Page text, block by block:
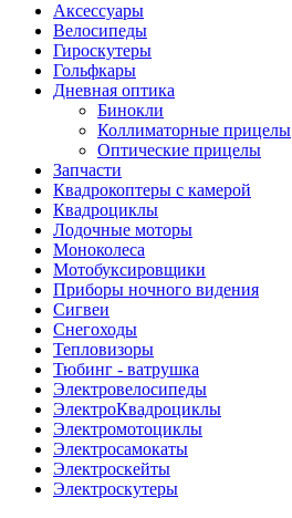
Аксессуары
Велосипеды
Гироскутеры
Гольфкары
Дневная оптика
Бинокли
Коллиматорные прицелы
Оптические прицелы
Запчасти
Квадрокоптеры с камерой
Квадроциклы
Лодочные моторы
Моноколеса
Мотобуксировщики
Приборы ночного видения
Сигвеи
Снегоходы
Тепловизоры
Тюбинг - ватрушка
Электровелосипеды
ЭлектроКвадроциклы
Электромотоциклы
Электросамокаты
Электроскейты
Электроскутеры